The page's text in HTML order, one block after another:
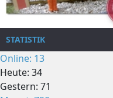
STATISTIK
Online: 13
Heute: 34
Gestern: 71